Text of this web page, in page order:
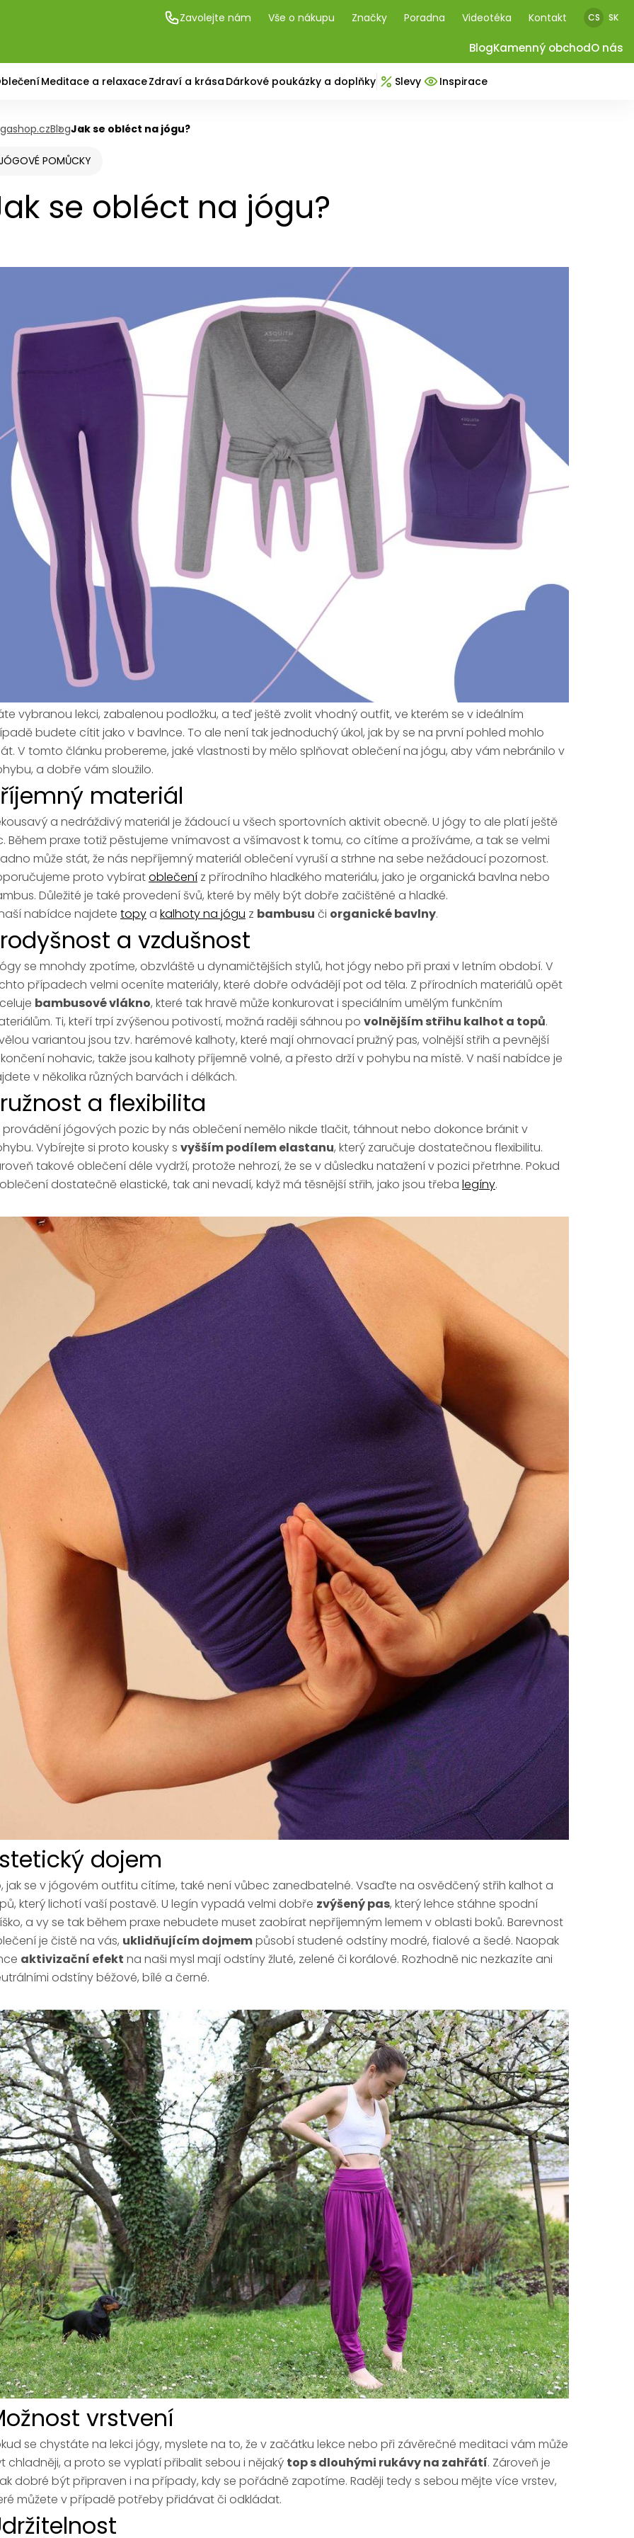
Zavolejte nám Vše o nákupu Značky Poradna Videotéka Kontakt CS SK
BlogKamenný obchodO nás
Meditace a relaxaceZdraví a krása Dárkové poukázky a doplňky Slevy Inspirace
BlogJak se obléct na jógu?
POMŮCKY
se obléct na jógu?
vybranou lekci, zabalenou podložku, a teď ještě zvolit vhodný outfit, ve kterém se v ideálním
budete cítit jako v bavlnce. To ale není tak jednoduchý úkol, jak by se na první pohled mohlo
V tomto článku probereme, jaké vlastnosti by mělo splňovat oblečení na jógu, aby vám nebránilo v
a dobře vám sloužilo.
materiál
a nedráždivý materiál je žádoucí u všech sportovních aktivit obecně. U jógy to ale platí ještě
Během praxe totiž pěstujeme vnímavost a všímavost k tomu, co cítíme a prožíváme, a tak se velmi
může stát, že nás nepříjemný materiál oblečení vyruší a strhne na sebe nežádoucí pozornost.
proto vybíratoblečení z přírodního hladkého materiálu, jako je organická bavlna nebo
Důležité je také provedení švů, které by měly být dobře začištěné a hladké.
nabídce najdete topy a kalhoty na jógu z bambusu či organické bavlny.
a vzdušnost
se mnohdy zpotíme, obzvláště u dynamičtějších stylů, hot jógy nebo při praxi v letním období. V
případech velmi oceníte materiály, které dobře odvádějí pot od těla. Z přírodních materiálů opět
bambusové vlákno, které tak hravě může konkurovat i speciálním umělým funkčním
Ti, kteří trpí zvýšenou potivostí, možná raději sáhnou po volnějším střihu kalhot a topů.
variantou jsou tzv. harémové kalhoty, které mají ohrnovací pružný pas, volnější střih a pevnější
nohavic, takže jsou kalhoty příjemně volné, a přesto drží v pohybu na místě. V naší nabídce je
v několika různých barvách i délkách.
a flexibilita
provádění jógových pozic by nás oblečení nemělo nikde tlačit, táhnout nebo dokonce bránit v
Vybírejte si proto kousky s vyšším podílem elastanu, který zaručuje dostatečnou flexibilitu.
takové oblečení déle vydrží, protože nehrozí, že se v důsledku natažení v pozici přetrhne. Pokud
dostatečně elastické, tak ani nevadí, když má těsnější střih, jako jsou třeba legíny.
dojem
jak se v jógovém outfitu cítíme, také není vůbec zanedbatelné. Vsaďte na osvědčený střih kalhot a
který lichotí vaší postavě. U legín vypadá velmi dobře zvýšený pas, který lehce stáhne spodní
a vy se tak během praxe nebudete muset zaobírat nepříjemným lemem v oblasti boků. Barevnost
je čistě na vás, uklidňujícím dojmempůsobí studené odstíny modré, fialové a šedé. Naopak
aktivizační efekt na naši mysl mají odstíny žluté, zelené či korálové. Rozhodně nic nezkazíte ani
odstíny béžové, bílé a černé.
vrstvení
se chystáte na lekci jógy, myslete na to, že v začátku lekce nebo při závěrečné meditaci vám může
chladněji, a proto se vyplatí přibalit sebou i nějaký top s dlouhými rukávy na zahřátí. Zároveň je
dobré být připraven i na případy, kdy se pořádně zapotíme. Raději tedy s sebou mějte více vrstev,
můžete v případě potřeby přidávat či odkládat.